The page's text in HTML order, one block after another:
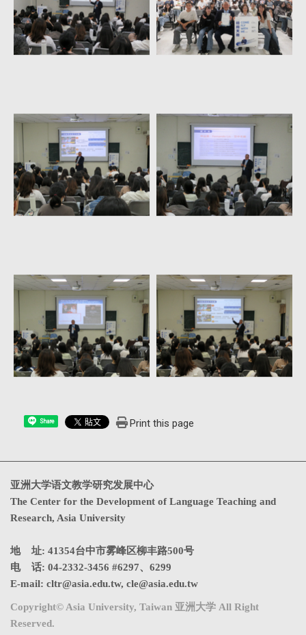
Share Print this page
亚洲大学语文教学研究发展中心
The Center for the Development of Language Teaching and
Research, Asia University
地 址: 41354台中市雾峰区柳丰路500号
电 话: 04-2332-3456 #6297、6299
E-mail: cltr@asia.edu.tw, cle@asia.edu.tw
Copyright© Asia University, Taiwan 亚洲大学 All Right
Reserved.